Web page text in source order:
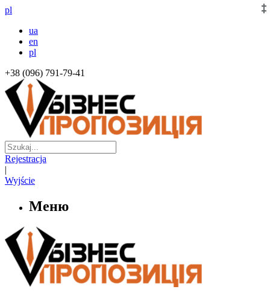
pl
ua
en
pl
+38 (096) 791-79-41
Rejestracja
|
Wyjście
Меню